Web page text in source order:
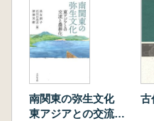
南関東の弥生文化
東アジアとの交流と
古